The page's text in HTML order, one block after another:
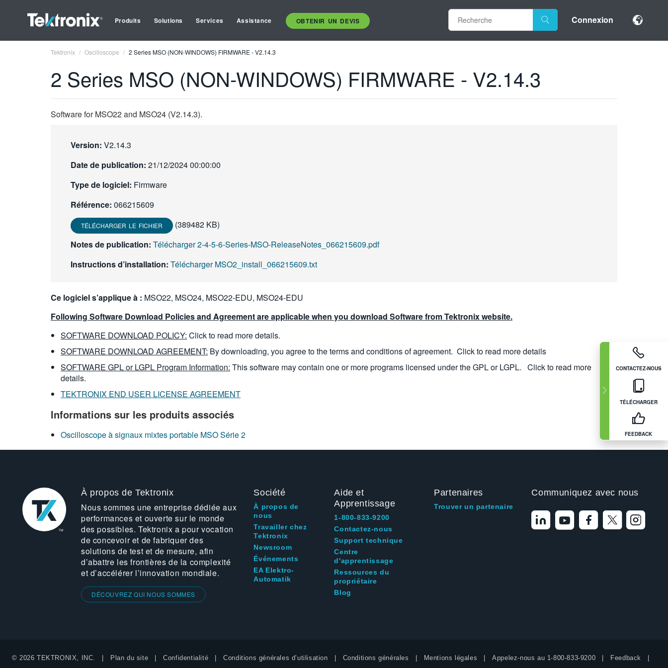
Produits Solutions Services Assistance OBTENIR UN DEVIS Connexion
CONTACTEZ-NOUS
TÉLÉCHARGER
FEEDBACK
Tektronix Oscilloscope 2 Series MSO (NON-WINDOWS) FIRMWARE - V2.14.3
2 Series MSO (NON-WINDOWS) FIRMWARE - V2.14.3
Software for MSO22 and MSO24 (V2.14.3).
Version: V2.14.3
Date de publication: 21/12/2024 00:00:00
Type de logiciel: Firmware
Référence: 066215609
TÉLÉCHARGER LE FICHIER
(389482 KB)
Notes de publication: Télécharger 2-4-5-6-Series-MSO-ReleaseNotes_066215609.pdf
Instructions d’installation: Télécharger MSO2_install_066215609.txt
Ce logiciel s’applique à : MSO22, MSO24, MSO22-EDU, MSO24-EDU
Following Software Download Policies and Agreement are applicable when you download Software from Tektronix website.
SOFTWARE DOWNLOAD POLICY: Click to read more details.
SOFTWARE DOWNLOAD AGREEMENT: By downloading, you agree to the terms and conditions of agreement. Click to read more details
SOFTWARE GPL or LGPL Program Information: This software may contain one or more programs licensed under the GPL or LGPL. Click to read more
details.
TEKTRONIX END USER LICENSE AGREEMENT
Informations sur les produits associés
Oscilloscope à signaux mixtes portable MSO Série 2
À propos de Tektronix
Nous sommes une entreprise dédiée aux
performances et ouverte sur le monde
des possibles. Tektronix a pour vocation
de concevoir et de fabriquer des
solutions de test et de mesure, afin
d’abattre les frontières de la complexité
et d’accélérer l’innovation mondiale.
DÉCOUVREZ QUI NOUS SOMMES
Société
À propos de
nous
Travailler chez
Tektronix
Newsroom
Événements
EA Elektro-
Automatik
Aide et
Apprentissage
1-800-833-9200
Contactez-nous
Support technique
Centre
d'apprentissage
Ressources du
propriétaire
Blog
Partenaires
Trouver un partenaire
Communiquez avec nous
© 2026 TEKTRONIX, INC. Plan du site Confidentialité Conditions générales d’utilisation Conditions générales Mentions légales Appelez-nous au 1-800-833-9200 Feedback